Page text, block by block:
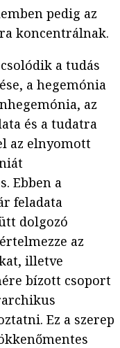
pedig az
koncentrálnak.
a tudás
a hegemónia
az
és a tudatra
az elnyomott
Ebben a
feladata
dolgozó
az
illetve
bízott csoport
Ez a szerep